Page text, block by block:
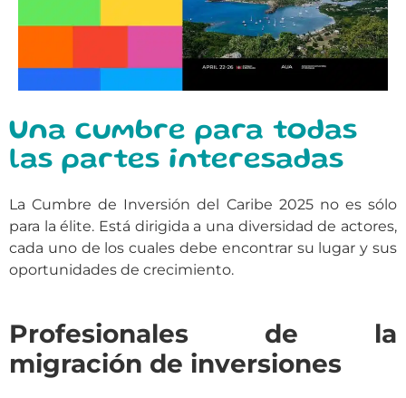
Una cumbre para todas
las partes interesadas
La Cumbre de Inversión del Caribe 2025 no es sólo
para la élite. Está dirigida a una diversidad de actores,
cada uno de los cuales debe encontrar su lugar y sus
oportunidades de crecimiento.
Profesionales de la
migración de inversiones